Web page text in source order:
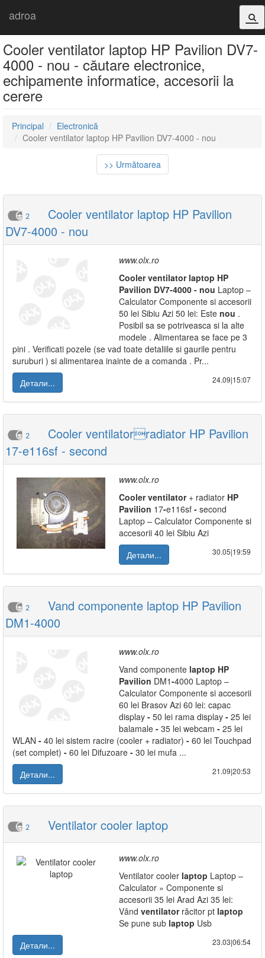
adroa
Cooler ventilator laptop HP Pavilion DV7-
4000 - nou - căutare electronice,
echipamente informatice, accesorii la
cerere
Principal
Electronică
Cooler ventilator laptop HP Pavilion DV7-4000 - nou
>> Următoarea
2
Cooler ventilator laptop HP Pavilion
DV7-4000 - nou
www.olx.ro
Cooler ventilator laptop HP
Pavilion DV7-4000 - nou Laptop –
Calculator Componente si accesorii
50 lei Sibiu Azi 50 lei: Este nou .
Posibil sa se potriveasca si la alte
modele . Alimentarea se face pe 3
pini . Verificati pozele (se vad toate detaliile si gaurile pentru
suruburi ) si alimentarea inainte de a comanda . Pr...
Детали...
24.09|15:07
2
Cooler ventilatorradiator HP Pavilion
17-e116sf - second
www.olx.ro
Cooler ventilator+ radiator HP
Pavilion 17-e116sf - second
Laptop – Calculator Componente si
accesorii 40 lei Sibiu Azi
Детали...
30.05|19:59
2
Vand componente laptop HP Pavilion
DM1-4000
www.olx.ro
Vand componente laptop HP
Pavilion DM1-4000 Laptop –
Calculator Componente si accesorii
60 lei Brasov Azi 60 lei: capac
display - 50 lei rama display - 25 lei
balamale - 35 lei webcam - 25 lei
WLAN - 40 lei sistem racire (cooler + radiator) - 60 lei Touchpad
(set complet) - 60 lei Difuzoare - 30 lei mufa ...
Детали...
21.09|20:53
2 Ventilator cooler laptop
www.olx.ro
Ventilator cooler laptop Laptop –
Calculator » Componente si
accesorii 35 lei Arad Azi 35 lei:
Vând ventilatorrăcitor pt laptop
Se pune sub laptop Usb
Детали...
23.03|06:54